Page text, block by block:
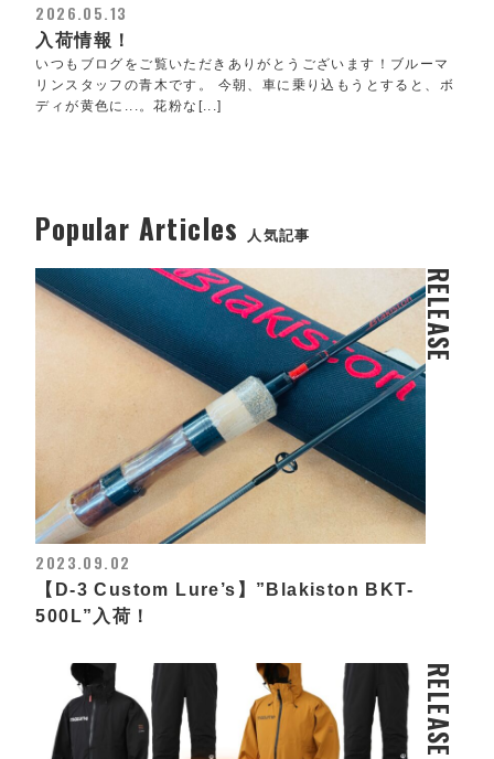
2026.05.13
入荷情報！
いつもブログをご覧いただきありがとうございます！ブルーマ
リンスタッフの青木です。 今朝、車に乗り込もうとすると、ボ
ディが黄色に...。花粉な[...]
Popular Articles 人気記事
RELEASE
2023.09.02
【D-3 Custom Lure’s】”Blakiston BKT-
500L”入荷！
RELEASE